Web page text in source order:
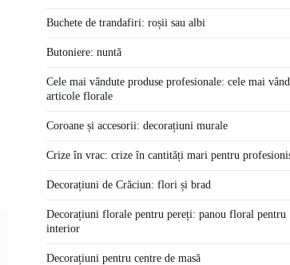
Buchete de trandafiri: roșii sau albi
Butoniere: nuntă
Cele mai vândute produse profesionale: cele mai
articole florale
Coroane și accesorii: decorațiuni murale
Crize în vrac: crize în cantități mari pentru
Decorațiuni de Crăciun: flori și brad
Decorațiuni florale pentru pereți: panou floral pentru
interior
Decorațiuni pentru centre de masă